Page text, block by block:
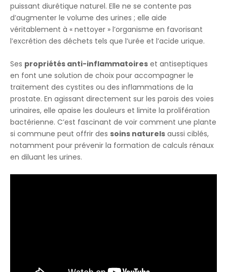
puissant diurétique naturel. Elle ne se contente pas
d’augmenter le volume des urines ; elle aide
véritablement à « nettoyer » l’organisme en favorisant
l’excrétion des déchets tels que l’urée et l’acide urique.
Ses propriétés anti-inflammatoires et antiseptiques
en font une solution de choix pour accompagner le
traitement des cystites ou des inflammations de la
prostate. En agissant directement sur les parois des voies
urinaires, elle apaise les douleurs et limite la prolifération
bactérienne. C’est fascinant de voir comment une plante
si commune peut offrir des soins naturels aussi ciblés,
notamment pour prévenir la formation de calculs rénaux
en diluant les urines.